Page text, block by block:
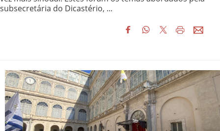
subsecretária do Dicastério, ...